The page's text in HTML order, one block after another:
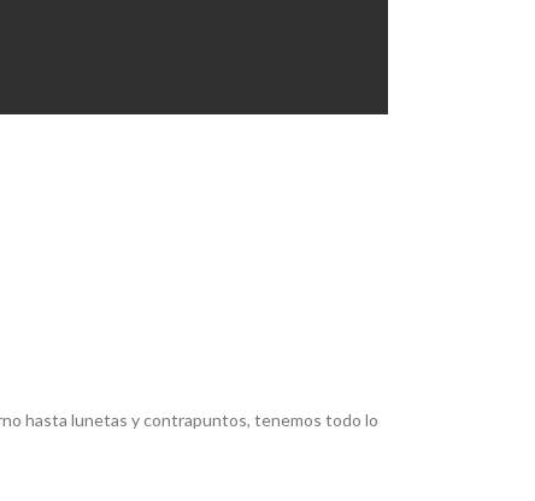
hasta lunetas y contrapuntos, tenemos todo lo